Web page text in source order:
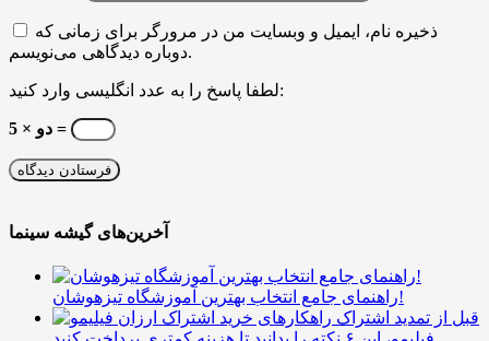
ذخیره نام، ایمیل و وبسایت من در مرورگر برای زمانی که
دوباره دیدگاهی می‌نویسم.
لطفا پاسخ را به عدد انگلیسی وارد کنید:
5 × دو =
آخرین‌های گیشه سینما
راهنمای جامع انتخاب بهترین آموزشگاه تیزهوشان!
قبل از تمدید اشتراک